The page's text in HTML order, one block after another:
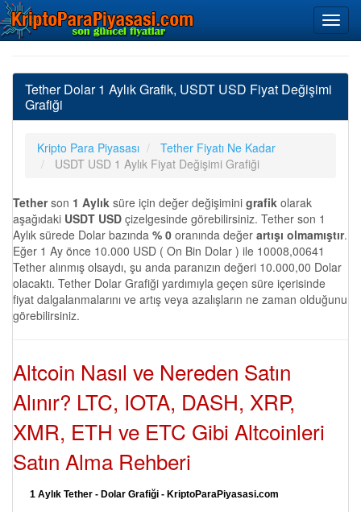
Tether Dolar 1 Aylık Grafik, USDT USD Fiyat Değişimi
Grafiği
Kripto Para Piyasası
Tether Fiyatı Ne Kadar
USDT USD 1 Aylık Fiyat Değişimi Grafiği
Tetherson 1 Aylık süre için değer değişimini grafik olarak
aşağıdaki USDT USD çizelgesinde görebilirsiniz. Tether son 1
Aylık sürede Dolar bazında % 0 oranında değer artışı olmamıştır.
Eğer 1 Ay önce 10.000 USD ( On Bin Dolar ) ile 10008,00641
Tether alınmış olsaydı, şu anda paranızın değeri 10.000,00 Dolar
olacaktı. Tether Dolar Grafiği yardımıyla geçen süre içerisinde
fiyat dalgalanmalarını ve artış veya azalışların ne zaman olduğunu
görebilirsiniz.
Altcoin Nasıl ve Nereden Satın
Alınır? LTC, IOTA, DASH, XRP,
XMR, ETH ve ETC Gibi Altcoinleri
Satın Alma Rehberi
1 Aylık Tether - Dolar Grafiği - KriptoParaPiyasasi.com